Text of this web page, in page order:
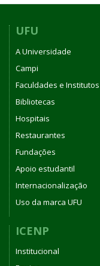
UFU
A Universidade
Campi
Faculdades e Institutos
Bibliotecas
Hospitais
Restaurantes
Fundações
Apoio estudantil
Internacionalização
Uso da marca UFU
ICENP
Institucional